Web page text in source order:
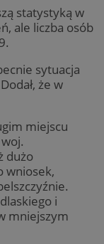
statystyką w
ale liczba osób
sytuacja
że w
miejscu
dużo
wniosek,
i
mniejszym